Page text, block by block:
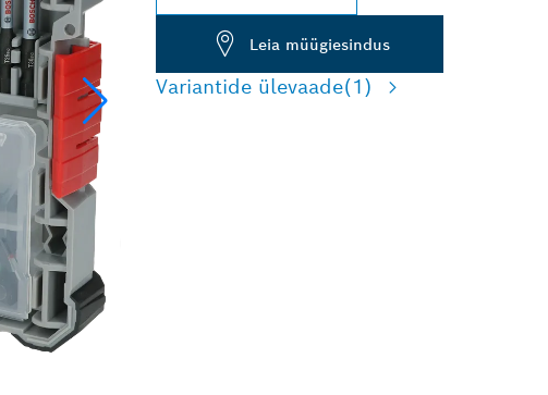
Leia müügiesindus
Variantide ülevaade(1)